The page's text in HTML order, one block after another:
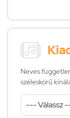
Neves
széleskörű